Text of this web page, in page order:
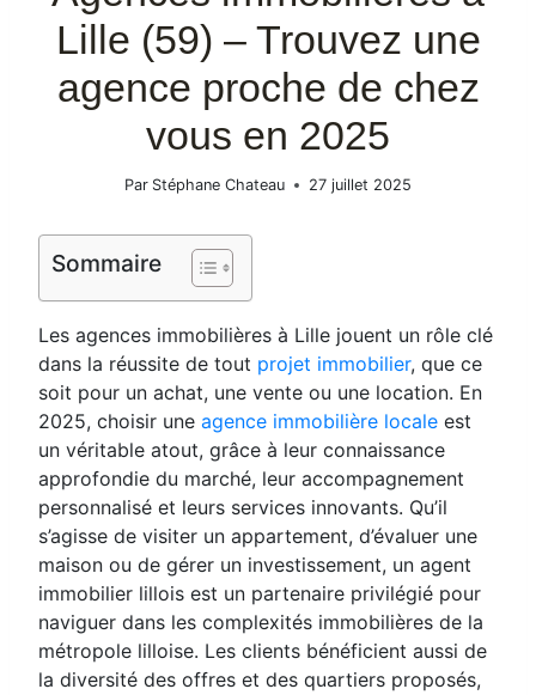
Lille (59) – Trouvez une
agence proche de chez
vous en 2025
Par Stéphane Chateau 27 juillet 2025
Sommaire
Les agences immobilières à Lille jouent un rôle clé
dans la réussite de tout projet immobilier, que ce
soit pour un achat, une vente ou une location. En
2025, choisir une agence immobilière locale est
un véritable atout, grâce à leur connaissance
approfondie du marché, leur accompagnement
personnalisé et leurs services innovants. Qu’il
s’agisse de visiter un appartement, d’évaluer une
maison ou de gérer un investissement, un agent
immobilier lillois est un partenaire privilégié pour
naviguer dans les complexités immobilières de la
métropole lilloise. Les clients bénéficient aussi de
la diversité des offres et des quartiers proposés,